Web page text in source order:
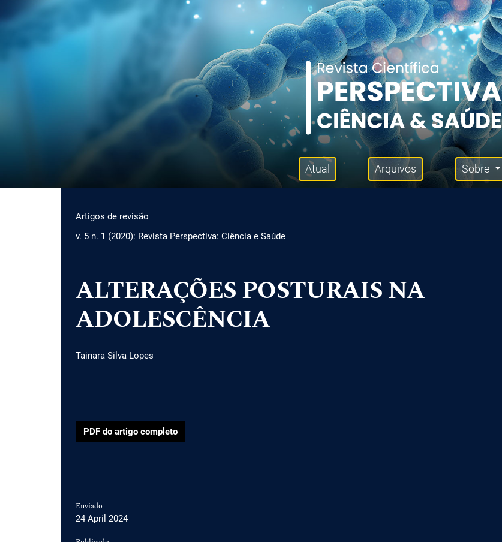
Ir para o menu de navegação principal
Ir para o conteúdo principal
Ir para o rodapé
Menu principal Atual Arquivos Sobre
Artigos de revisão
v. 5 n. 1 (2020): Revista Perspectiva: Ciência e Saúde
ALTERAÇÕES POSTURAIS NA
ADOLESCÊNCIA
Tainara Silva Lopes
PDF do artigo completo
Enviado
24 April 2024